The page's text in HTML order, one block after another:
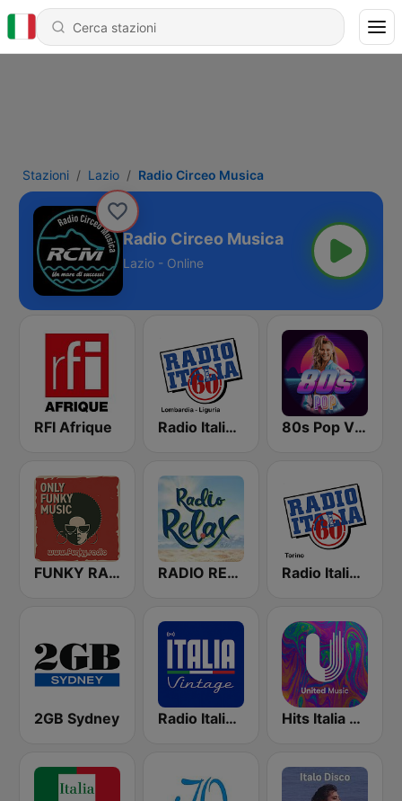
Stazioni Lazio Radio Circeo Musica
Radio Circeo Musica
Lazio - Online
RFI Afrique Radio Italia Anni 60 - Lombardia - Liguria 80s Pop Vibes
FUNKY RADIO (Italy) RADIO RELAX Italia Radio Italia Anni 60 - Torino
2GB Sydney Radio Italia Vintage Hits Italia 70 - United Music